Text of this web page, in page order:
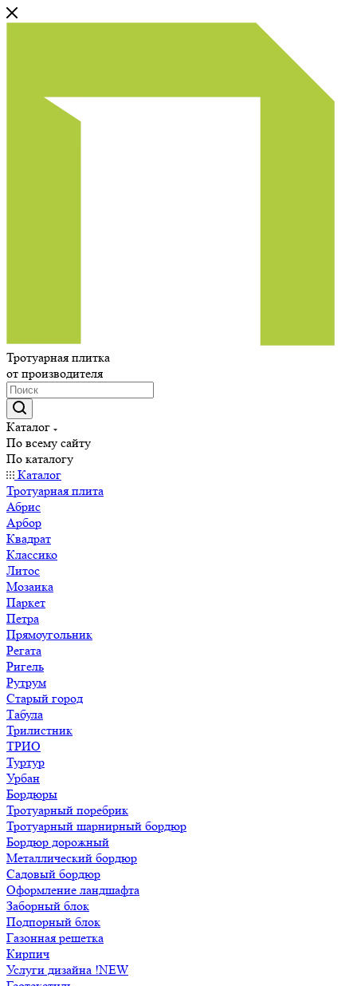
Тротуарная плитка
от производителя
Каталог
По всему сайту
По каталогу
Каталог
Тротуарная плита
Абрис
Арбор
Квадрат
Классико
Литос
Мозаика
Паркет
Петра
Прямоугольник
Регата
Ригель
Рутрум
Старый город
Табула
Трилистник
ТРИО
Туртур
Урбан
Бордюры
Тротуарный поребрик
Тротуарный шарнирный бордюр
Бордюр дорожный
Металлический бордюр
Садовый бордюр
Оформление ландшафта
Заборный блок
Подпорный блок
Газонная решетка
Кирпич
Услуги дизайна !NEW